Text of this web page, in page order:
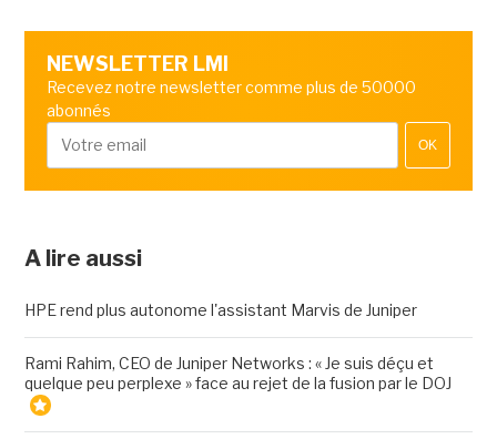
NEWSLETTER LMI
Recevez notre newsletter comme plus de 50000
abonnés
OK
A lire aussi
HPE rend plus autonome l'assistant Marvis de Juniper
Rami Rahim, CEO de Juniper Networks : « Je suis déçu et
quelque peu perplexe » face au rejet de la fusion par le DOJ